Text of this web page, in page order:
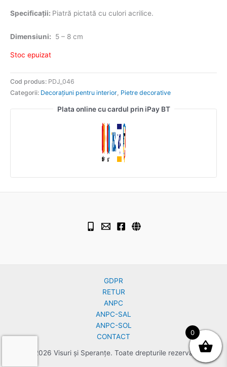
Specificații: Piatră pictată cu culori acrilice.
Dimensiuni: 5 – 8 cm
Stoc epuizat
Cod produs: PDJ_046
Categorii: Decorațiuni pentru interior Pietre decorative
Plata online cu cardul prin iPay BT
GDPR
RETUR
ANPC
ANPC-SAL
ANPC-SOL
CONTACT
© 2026 Visuri și Speranțe. Toate drepturile rezervate.
0